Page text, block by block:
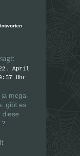
sagt:
April
Uhr
mega-
gibt es
diese